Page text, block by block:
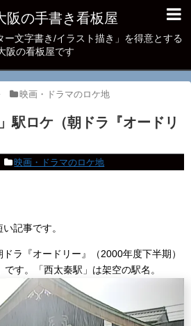
阪の手書き看板屋
ー文字書き/イラスト描き」を得意とする
阪の看板屋です
映画・ドラマのロケ地
駅ロケ（朝ドラ『オードリ
映画・ドラマのロケ地
記事です。
ラ『オードリー』（2000年度下半期）
す。「西太秦駅」は架空の駅名。